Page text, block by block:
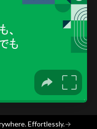
Effortlessly.→